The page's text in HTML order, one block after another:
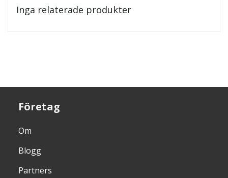
Inga relaterade produkter
Företag
Om
Blogg
Partners